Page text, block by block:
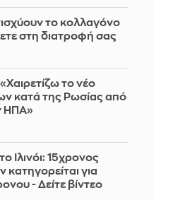
το κολλαγόνο
στη διατροφή σας
το νέο
κατά της Ρωσίας από
ΗΠΑ»
Ιλινόι: 15χρονος
κατηγορείται για
- Δείτε βίντεο